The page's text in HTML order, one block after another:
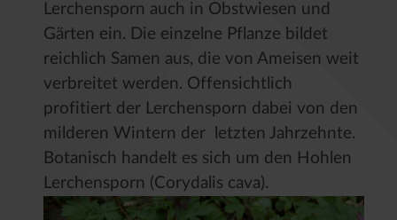
Lerchensporn auch in Obstwiesen und
Gärten ein. Die einzelne Pflanze bildet
reichlich Samen aus, die von Ameisen weit
verbreitet werden. Offensichtlich
profitiert der Lerchensporn dabei von den
milderen Wintern der letzten Jahrzehnte.
Botanisch handelt es sich um den Hohlen
Lerchensporn (Corydalis cava).